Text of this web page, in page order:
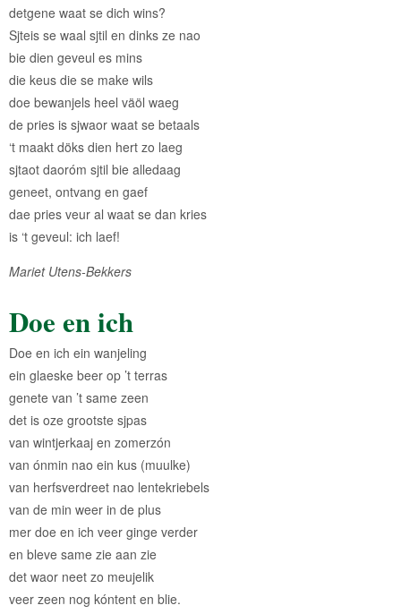
detgene waat se dich wins?
Sjteis se waal sjtil en dinks ze nao
bie dien geveul es mins
die keus die se make wils
doe bewanjels heel väöl waeg
de pries is sjwaor waat se betaals
‘t maakt döks dien hert zo laeg
sjtaot daoróm sjtil bie alledaag
geneet, ontvang en gaef
dae pries veur al waat se dan kries
is ‘t geveul: ich laef!
Mariet Utens-Bekkers
Doe en ich
Doe en ich ein wanjeling
ein glaeske beer op ’t terras
genete van ’t same zeen
det is oze grootste sjpas
van wintjerkaaj en zomerzón
van ónmin nao ein kus (muulke)
van herfsverdreet nao lentekriebels
van de min weer in de plus
mer doe en ich veer ginge verder
en bleve same zie aan zie
det waor neet zo meujelik
veer zeen nog kóntent en blie.